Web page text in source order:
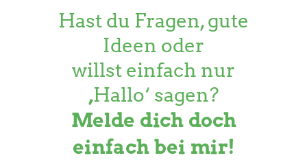
Hast du Fragen, gute
Ideen oder
willst einfach nur
‚Hallo‘ sagen?
Melde dich doch
einfach bei mir!